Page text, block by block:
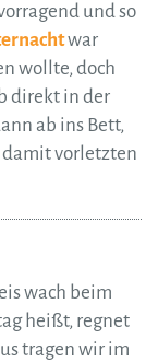
und so
war
wollte, doch
direkt in der
ab ins Bett,
damit vorletzten
wach beim
heißt, regnet
tragen wir im